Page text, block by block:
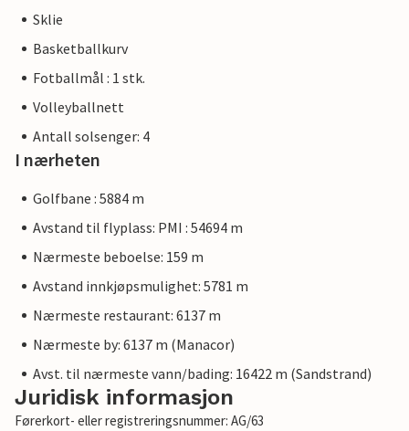
Sklie
Basketballkurv
Fotballmål : 1 stk.
Volleyballnett
Antall solsenger: 4
I nærheten
Golfbane : 5884 m
Avstand til flyplass: PMI : 54694 m
Nærmeste beboelse: 159 m
Avstand innkjøpsmulighet: 5781 m
Nærmeste restaurant: 6137 m
Nærmeste by: 6137 m (Manacor)
Avst. til nærmeste vann/bading: 16422 m (Sandstrand)
Juridisk informasjon
Førerkort- eller registreringsnummer: AG/63